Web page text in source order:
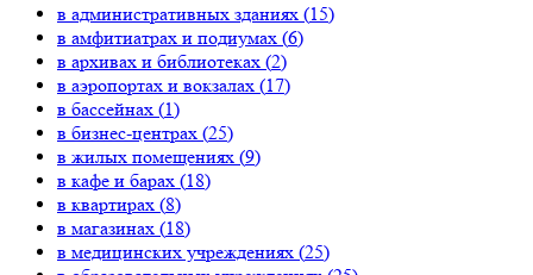
в административных зданиях (15)
в амфитиатрах и подиумах (6)
в архивах и библиотеках (2)
в аэропортах и вокзалах (17)
в бассейнах (1)
в бизнес-центрах (25)
в жилых помещениях (9)
в кафе и барах (18)
в квартирах (8)
в магазинах (18)
в медицинских учреждениях (25)